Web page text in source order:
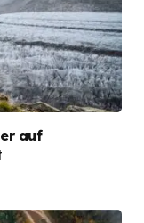
auf